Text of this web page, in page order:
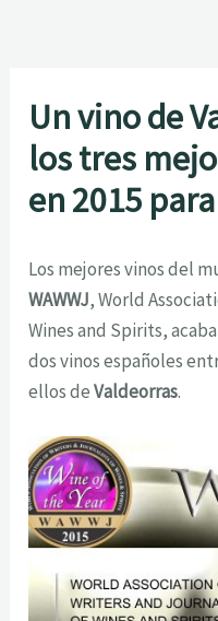
Un vino de
los tres
en 2015
Los mejores vinos del
WAWWJ, World
Wines and Spirits,
dos vinos españoles
ellos deValdeorras.